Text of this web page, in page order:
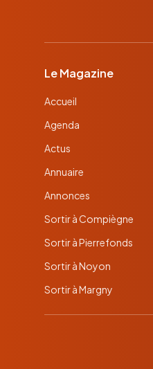
Le Magazine
Accueil
Agenda
Actus
Annuaire
Annonces
Sortir à Compiègne
Sortir à Pierrefonds
Sortir à Noyon
Sortir à Margny